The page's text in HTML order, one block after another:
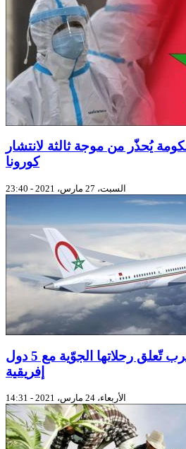
يُحذّر من موجة ثالثة لانتشار
كورونا
السبت، 27 مارس، 2021 - 23:40
من بينها ليبيا.. المغرب تّعلق رحلاتها الجوّية مع 5 دول
إفريقية
الأربعاء، 24 مارس، 2021 - 14:31